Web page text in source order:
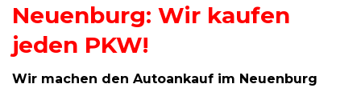
Neuenburg: Wir kaufen
jeden PKW!
Wir machen den Autoankauf im Neuenburg